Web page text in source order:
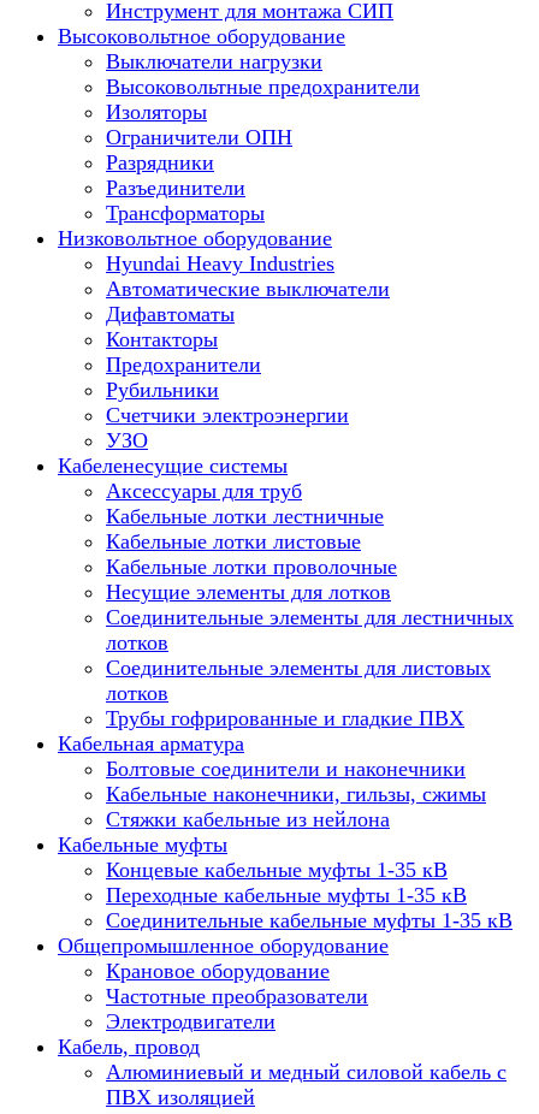
Инструмент для монтажа СИП
Высоковольтное оборудование
Выключатели нагрузки
Высоковольтные предохранители
Изоляторы
Ограничители ОПН
Разрядники
Разъединители
Трансформаторы
Низковольтное оборудование
Hyundai Heavy Industries
Автоматические выключатели
Дифавтоматы
Контакторы
Предохранители
Рубильники
Счетчики электроэнергии
УЗО
Кабеленесущие системы
Аксессуары для труб
Кабельные лотки лестничные
Кабельные лотки листовые
Кабельные лотки проволочные
Несущие элементы для лотков
Соединительные элементы для лестничных
лотков
Соединительные элементы для листовых
лотков
Трубы гофрированные и гладкие ПВХ
Кабельная арматура
Болтовые соединители и наконечники
Кабельные наконечники, гильзы, сжимы
Стяжки кабельные из нейлона
Кабельные муфты
Концевые кабельные муфты 1-35 кВ
Переходные кабельные муфты 1-35 кВ
Соединительные кабельные муфты 1-35 кВ
Общепромышленное оборудование
Крановое оборудование
Частотные преобразователи
Электродвигатели
Кабель, провод
Алюминиевый и медный силовой кабель с
ПВХ изоляцией